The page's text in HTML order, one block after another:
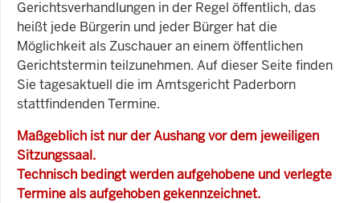
Gerichtsverhandlungen in der Regel öffentlich, das
heißt jede Bürgerin und jeder Bürger hat die
Möglichkeit als Zuschauer an einem öffentlichen
Gerichtstermin teilzunehmen. Auf dieser Seite finden
Sie tagesaktuell die im Amtsgericht Paderborn
stattfindenden Termine.
Maßgeblich ist nur der Aushang vor dem jeweiligen
Sitzungssaal.
Technisch bedingt werden aufgehobene und verlegte
Termine als aufgehoben gekennzeichnet.